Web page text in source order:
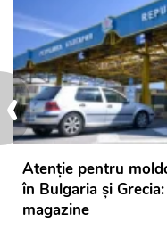
‹
Atenție pentru
în Bulgaria și
magazine